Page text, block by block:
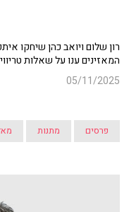
רון שלום ויואב כהן שיחקו
המאזינים ענו על שאלות
05/11/2025
פרסים מתנות